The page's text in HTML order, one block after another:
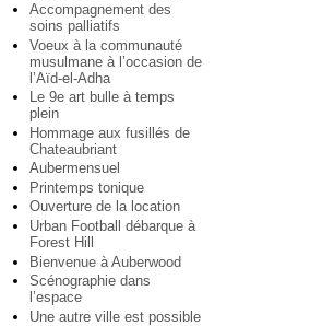
Accompagnement des
soins palliatifs
Voeux à la communauté
musulmane à l’occasion de
l’Aïd-el-Adha
Le 9e art bulle à temps
plein
Hommage aux fusillés de
Chateaubriant
Aubermensuel
Printemps tonique
Ouverture de la location
Urban Football débarque à
Forest Hill
Bienvenue à Auberwood
Scénographie dans
l’espace
Une autre ville est possible